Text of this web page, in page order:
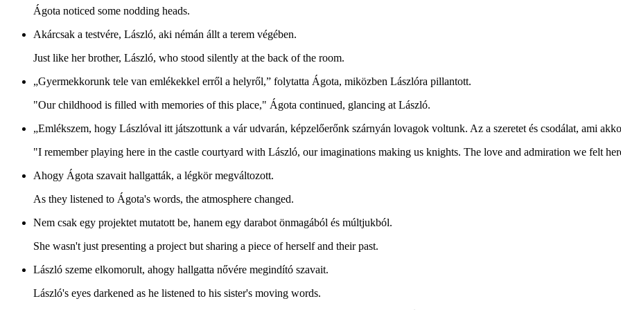
Ágota noticed some nodding heads.
Akárcsak a testvére, László, aki némán állt a terem végében.
Just like her brother, László, who stood silently at the back of the room.
„Gyermekkorunk tele van emlékekkel erről a helyről,” folytatta Ágota, miközben Lászlóra pillantott.
"Our childhood is filled with memories of this place," Ágota continued, glancing at László.
„Emlékszem, hogy Lászlóval itt játszottunk a vár udvarán, képzelőerőnk szárnyán lovagok voltunk. Az a szeretet és csodálat, ami
"I remember playing here in the castle courtyard with László, our imaginations making us knights. The love and admiration we felt
Ahogy Ágota szavait hallgatták, a légkör megváltozott.
As they listened to Ágota's words, the atmosphere changed.
Nem csak egy projektet mutatott be, hanem egy darabot önmagából és múltjukból.
She wasn't just presenting a project but sharing a piece of herself and their past.
László szeme elkomorult, ahogy hallgatta nővére megindító szavait.
László's eyes darkened as he listened to his sister's moving words.